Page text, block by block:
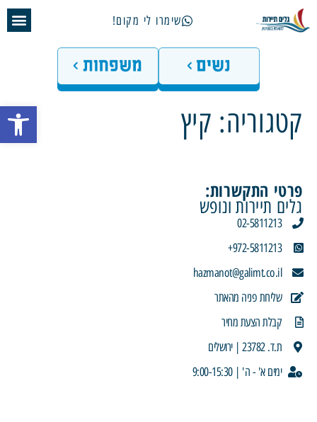
שימרו לי מקום!
קטגוריה: קיץ
פרטי התקשרות:
גלים תיירות ונופש
02-5811213
972-5811213+
hazmanot@galimt.co.il
שליחת פניה מהאתר
קבלת הצעת מחיר
ת.ד. 23782 | ירושלים
ימים א' - ה' | 9:00-15:30